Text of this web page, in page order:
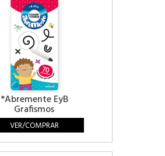
*Abremente EyB
Grafismos
VER/COMPRAR